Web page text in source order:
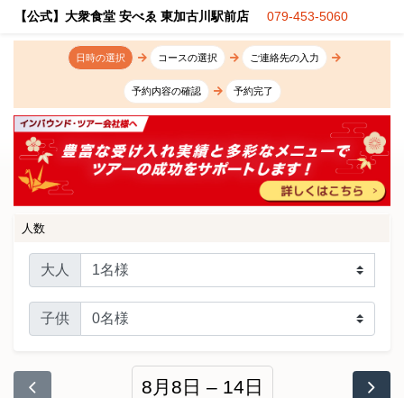
【公式】大衆食堂 安べゑ 東加古川駅前店 079-453-5060
日時の選択 コースの選択 ご連絡先の入力
予約内容の確認 予約完了
人数
大人
子供
8月8日 – 14日